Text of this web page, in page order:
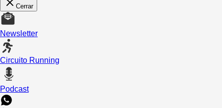
Cerrar
Newsletter
Circuito Running
Podcast